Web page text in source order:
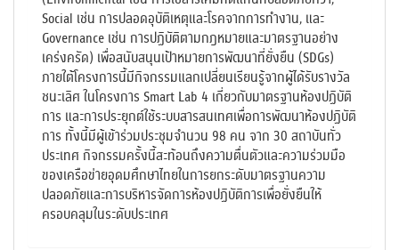
Social เช่น การปลอดอุบัติเหตุและโรคจากการทำงาน, และ
Governance เช่น การปฏิบัติตามกฎหมายและมาตรฐานอย่าง
เคร่งครัด) เพื่อสนับสนุนเป้าหมายการพัฒนาที่ยั่งยืน (SDGs)
ภายใต้โครงการนี้มีกิจกรรมแลกเปลี่ยนเรียนรู้จากผู้ได้รับรางวัล
ชนะเลิศ ในโครงการ Smart Lab 4 เกี่ยวกับมาตรฐานห้องปฏิบัติ
การ และการประยุกต์ใช้ระบบสารสนเทศเพื่อการพัฒนาห้องปฏิบัติ
การ ทั้งนี้มีผู้เข้าร่วมประชุมจำนวน 98 คน จาก 30 สถาบันทั่ว
ประเทศ กิจกรรมครั้งนี้สะท้อนถึงความตื่นตัวและความร่วมมือ
ของเครือข่ายอุดมศึกษาไทยในการยกระดับมาตรฐานความ
ปลอดภัยและการบริหารจัดการห้องปฏิบัติการเพื่อยั่งยืนให้
ครอบคลุมในระดับประเทศ